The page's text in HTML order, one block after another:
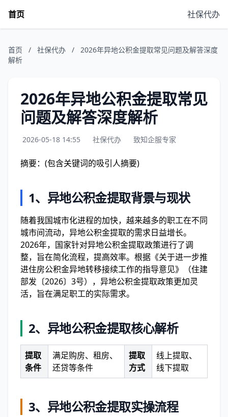
首页 社保代办
首页 / 社保代办 /
2026年异地公积金提取常见问题及解答深度
解析
2026年异地公积金提取常见
问题及解答深度解析
2026-05-18 14:55 社保代办 致知企服专家
摘要：(包含关键词的吸引人摘要)
1、 异地公积金提取背景与现状
随着我国城市化进程的加快，越来越多的职工在不同
城市间流动，异地公积金提取的需求日益增长。
2026年，国家针对异地公积金提取政策进行了调
整，旨在简化流程，提高效率。根据《关于进一步推
进住房公积金异地转移接续工作的指导意见》（住建
部发〔2026〕3号），异地公积金提取政策更加灵
活，旨在满足职工的实际需求。
2、 异地公积金提取核心解析
提取
条件
满足购房、租房、
还贷等条件
提取
方式
线上提取、
线下提取
3、 异地公积金提取实操流程